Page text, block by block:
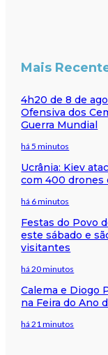
Mais
4h20 de 8 de
Ofensiva dos
Guerra Mundial
há 5 minutos
Ucrânia: Kiev
com 400 drones
há 6 minutos
Festas do Povo
este sábado e
visitantes
há 20 minutos
Calema e Diogo
na Feira do Ano
há 21 minutos